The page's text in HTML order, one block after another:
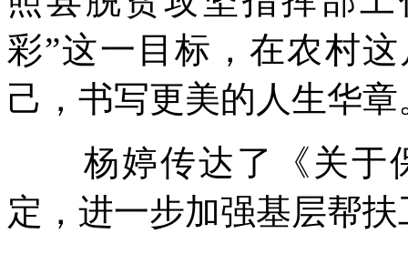
彩”这一目标，在农村
己，书写更美的人生华章
杨婷传达了《关于
定，进一步加强基层帮